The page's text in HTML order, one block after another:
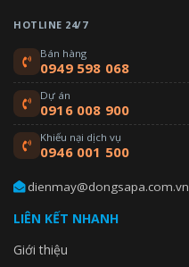
HOTLINE 24/7
Bán hàng
0949 598 068
Dự án
0916 008 900
Khiếu nại dịch vụ
0946 001 500
dienmay@dongsapa.com.vn
LIÊN KẾT NHANH
Giới thiệu